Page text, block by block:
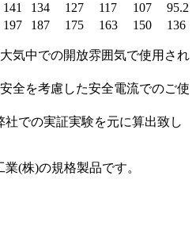
141 134 127 117 107
95.2
197 187 175 163 150 136
気中での開放雰囲気で使用され
全を考慮した安全電流でのご使
での実証実験を元に算出致し
(株)の規格製品です。